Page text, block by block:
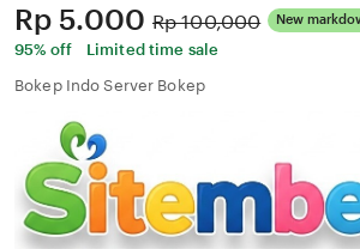
Price:
Rp 5.000 Original
Price:
Rp 100,000 New
95% off
Limited time sale
Bokep Indo Server Bokep